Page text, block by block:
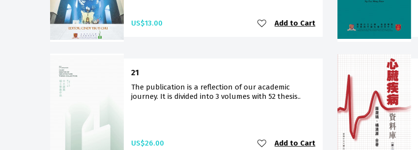
US$13.00 Add to Cart
21
The publication is a reflection of our academic
journey. It is divided into 3 volumes with 52 thesis..
US$26.00 Add to Cart